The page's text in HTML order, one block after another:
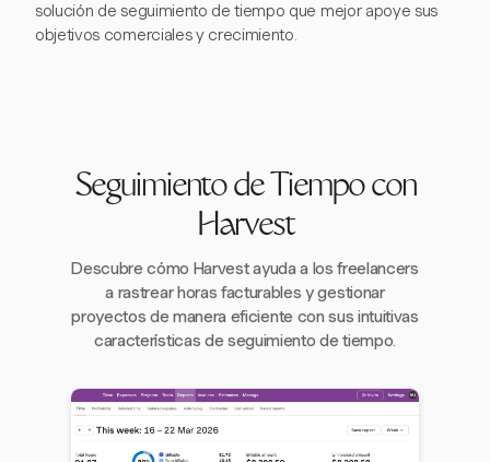
solución de seguimiento de tiempo que mejor apoye sus
objetivos comerciales y crecimiento.
Seguimiento de Tiempo con
Harvest
Descubre cómo Harvest ayuda a los freelancers
a rastrear horas facturables y gestionar
proyectos de manera eficiente con sus intuitivas
características de seguimiento de tiempo.